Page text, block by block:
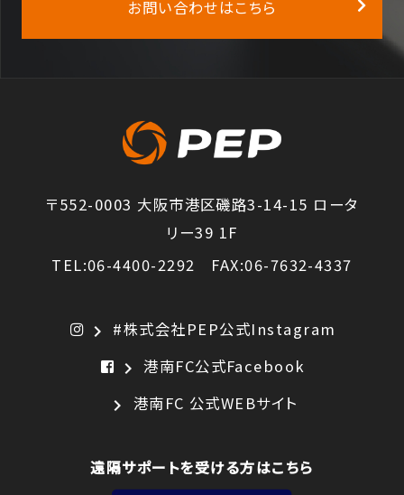
お問い合わせはこちら
〒552-0003 大阪市港区磯路3-14-15 ロータ
リー39 1F
TEL:06-4400-2292 FAX:06-7632-4337
chevron_right #株式会社PEP公式Instagram
chevron_right 港南FC公式Facebook
chevron_right 港南FC 公式WEBサイト
遠隔サポートを受ける方はこちら